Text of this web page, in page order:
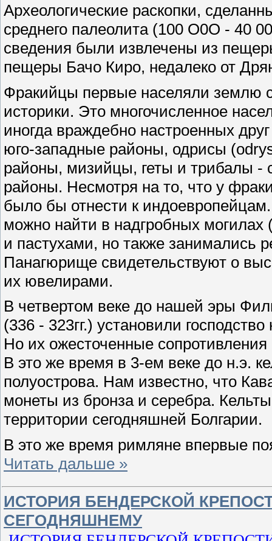
Археологические раскопки,
среднего палеолита (100 О0О - 40
сведения были извлечены из
пещеры Бачо Киро, недалеко от
Фракийцы первые населяли землю
историки. Это многочисленное
иногда враждебно настроенных
юго-западные районы, одрисы
районы, мизийцы, геты и трибалы -
районы. Несмотря на то, что у
было бы отнести к
можно найти в надгробных
и пастухами, но также
Панагюрище свидетельствуют о
их ювелирами.
В четвертом веке до нашей эры
(336 - 323гг.) установили
Но их ожесточенные
В это же время в 3-ем веке до н.э.
полуострова. Нам известно, что
монеты из бронза и серебра.
территории сегодняшней Болгарии.
В это же время римляне впервые
Читать дальше »
ИСТОРИЯ БЕНДЕРСКОЙ
СЕГОДНЯШНЕМУ